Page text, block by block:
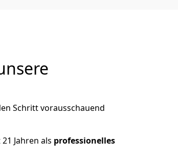
Schritt vorausschauend
Jahren als professionelles